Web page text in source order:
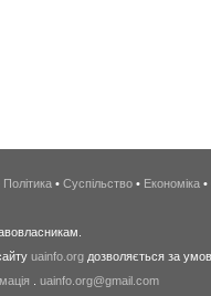
Політика • Суспільство • Економіка •
uainfo.org дозволяється за
uainfo.org@gmail.com